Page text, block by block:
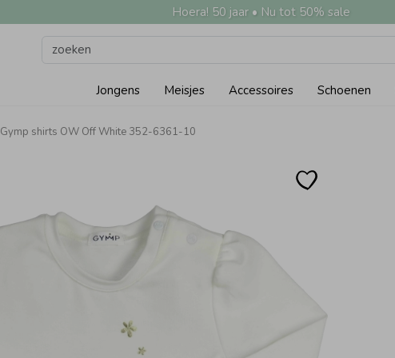
Hoera! 50 jaar • Nu tot 50% sale
Jongens Meisjes Accessoires Schoenen
Gymp shirts OW Off White 352-6361-10